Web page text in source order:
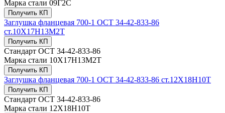
Марка стали 09Г2С
Получить КП
Заглушка фланцевая 700-1 ОСТ 34-42-833-86
ст.10Х17Н13М2Т
Получить КП
Стандарт ОСТ 34-42-833-86
Марка стали 10Х17Н13М2Т
Получить КП
Заглушка фланцевая 700-1 ОСТ 34-42-833-86 ст.12Х18Н10Т
Получить КП
Стандарт ОСТ 34-42-833-86
Марка стали 12Х18Н10Т